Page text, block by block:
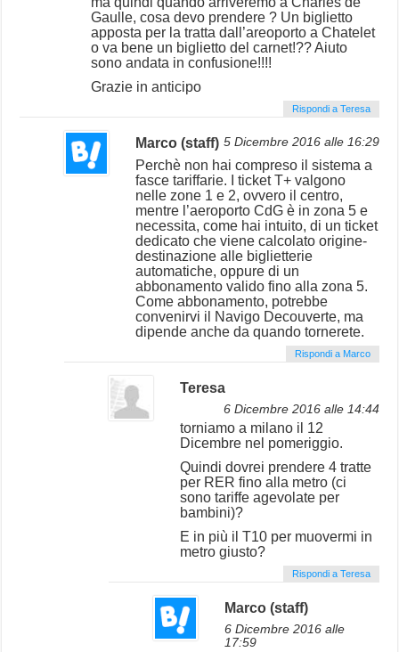
Gaulle, cosa devo prendere ? Un biglietto
apposta per la tratta dall’areoporto a Chatelet
o va bene un biglietto del carnet!?? Aiuto
sono andata in confusione!!!!
Grazie in anticipo
Rispondi a Teresa
Marco (staff) 5 Dicembre 2016 alle 16:29
Perchè non hai compreso il sistema a
fasce tariffarie. I ticket T+ valgono
nelle zone 1 e 2, ovvero il centro,
mentre l’aeroporto CdG è in zona 5 e
necessita, come hai intuito, di un ticket
dedicato che viene calcolato origine-
destinazione alle biglietterie
automatiche, oppure di un
abbonamento valido fino alla zona 5.
Come abbonamento, potrebbe
convenirvi il Navigo Decouverte, ma
dipende anche da quando tornerete.
Rispondi a Marco
Teresa
6 Dicembre 2016 alle 14:44
torniamo a milano il 12
Dicembre nel pomeriggio.
Quindi dovrei prendere 4 tratte
per RER fino alla metro (ci
sono tariffe agevolate per
bambini)?
E in più il T10 per muovermi in
metro giusto?
Rispondi a Teresa
Marco (staff)
6 Dicembre 2016 alle
17:59